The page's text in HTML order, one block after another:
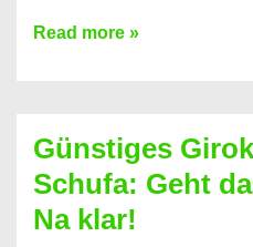
Kredit
dabei
profitieren
–
Read more »
Günstiges
Schufa: Geht
Na klar!